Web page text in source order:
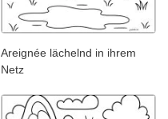
Areignée lächelnd in ihrem
Netz